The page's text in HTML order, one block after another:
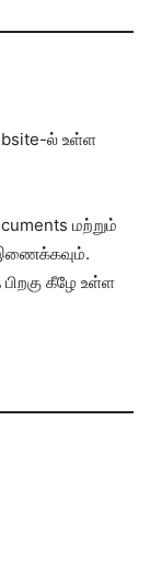
ல் உள்ள
மற்றும்
கீழே உள்ள